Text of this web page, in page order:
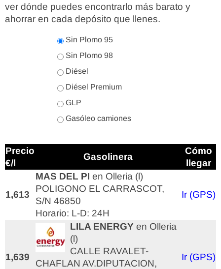
ver dónde puedes encontrarlo más barato y
ahorrar en cada depósito que llenes.
Sin Plomo 95
Sin Plomo 98
Diésel
Diésel Premium
GLP
Gasóleo camiones
Precio
€/l
Gasolinera
Cómo
llegar
1,613
MAS DEL PI en Olleria (l)
POLIGONO EL CARRASCOT,
S/N 46850
Horario: L-D: 24H
Ir (GPS)
1,639
LILA ENERGY en Olleria
(l)
CALLE RAVALET-
CHAFLAN AV.DIPUTACION,
Ir (GPS)